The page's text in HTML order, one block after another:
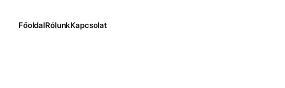
FőoldalRólunkKapcsolat